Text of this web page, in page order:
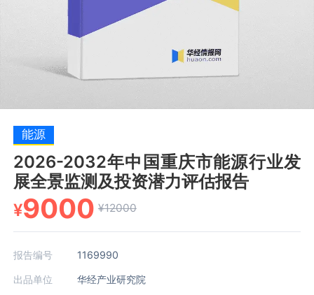
能源
2026-2032年中国重庆市能源行业发
展全景监测及投资潜力评估报告
¥9000 ¥12000
报告编号 1169990
出品单位 华经产业研究院